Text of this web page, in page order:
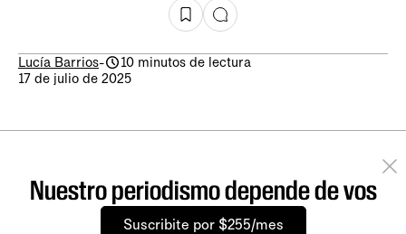
Lucía Barrios-
10 minutos de lectura
17 de julio de 2025
Nuestro periodismo depende de vos
Suscribite por $255/mes